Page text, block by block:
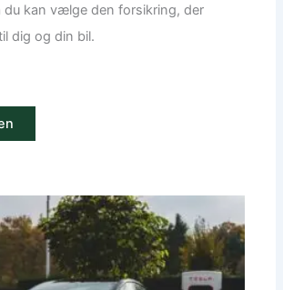
kan vælge den forsikring, der
dig og din bil.